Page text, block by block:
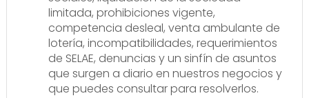
limitada, prohibiciones vigente,
competencia desleal, venta ambulante de
lotería, incompatibilidades, requerimientos
de SELAE, denuncias y un sinfín de asuntos
que surgen a diario en nuestros negocios y
que puedes consultar para resolverlos.